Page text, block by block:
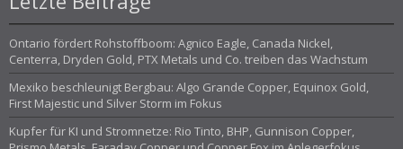
Ontario fördert Rohstoffboom: Agnico Eagle, Canada Nickel,
Centerra, Dryden Gold, PTX Metals und Co. treiben das Wachstum
Mexiko beschleunigt Bergbau: Algo Grande Copper, Equinox Gold,
First Majestic und Silver Storm im Fokus
Kupfer für KI und Stromnetze: Rio Tinto, BHP, Gunnison Copper,